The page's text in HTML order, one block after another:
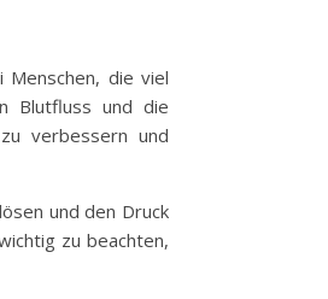
die viel
Blutfluss und die
verbessern und
und den Druck
zu beachten,